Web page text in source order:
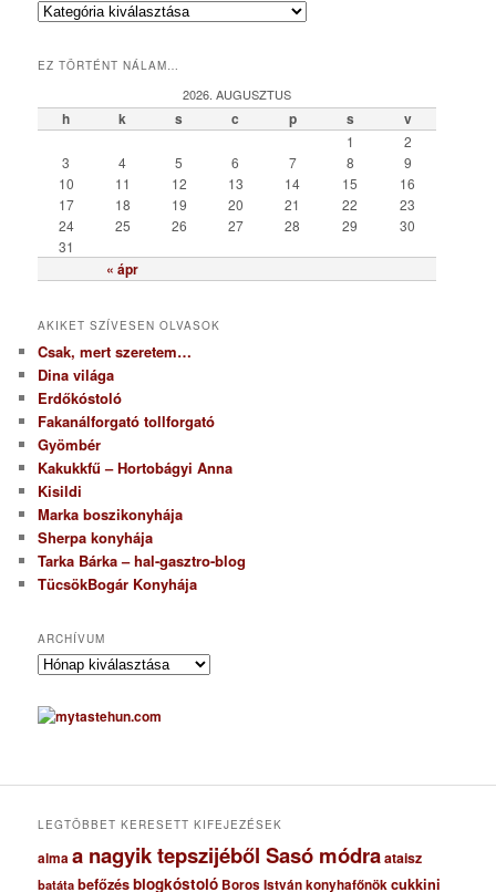
K
e
r
EZ TÖRTÉNT NÁLAM…
2026. AUGUSZTUS
h k s c p s v
« ápr
1
2
3
4 5 6 7 8
9
10
11 12 13 14 15
16
17
18 19 20 21 22
23
24
25 26 27 28 29
30
31
AKIKET SZÍVESEN OLVASOK
Csak, mert szeretem…
Dina világa
Erdőkóstoló
Fakanálforgató tollforgató
Gyömbér
Kakukkfű – Hortobágyi Anna
Kisildi
Marka boszikonyhája
Sherpa konyhája
Tarka Bárka – hal-gasztro-blog
TücsökBogár Konyhája
ARCHÍVUM
A
c
h
u
LEGTÖBBET KERESETT KIFEJEZÉSEK
almaa nagyik tepszijéből Sasó módraataisz
batáta befőzésblogkóstoló Boros István konyhafőnökcukkini